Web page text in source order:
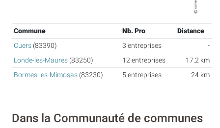
Commune Nb. Pro
Distance
Cuers (83390) 3 entreprises
-
Londe-les-Maures (83250) 12 entreprises
17.2 km
Bormes-les-Mimosas (83230) 5 entreprises 24 km
Dans la Communauté de communes